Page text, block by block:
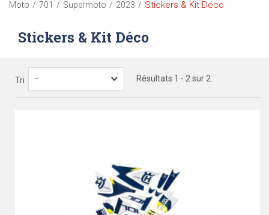
Moto / 701 / Supermoto / 2023 / Stickers & Kit Déco
Stickers & Kit Déco
Tri -- Résultats 1 - 2 sur 2.